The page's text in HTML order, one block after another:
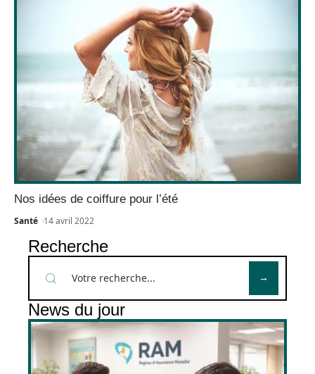
Nos idées de coiffure pour l’été
Santé 14 avril 2022
Recherche
News du jour